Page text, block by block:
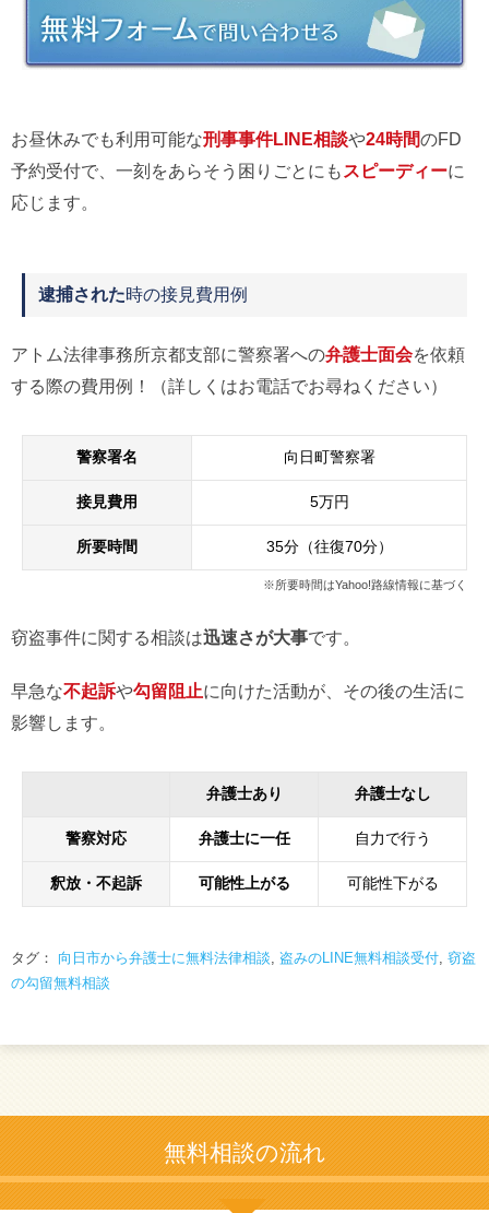
お昼休みでも利用可能な刑事事件LINE相談や24時間のFD
予約受付で、一刻をあらそう困りごとにも スピーディーに
応じます。
逮捕された時の接見費用例
アトム法律事務所京都支部に警察署への弁護士面会を依頼
する際の費用例！（詳しくはお電話でお尋ねください）
警察署名 向日町警察署
接見費用 5万円
所要時間 35分（往復70分）
※所要時間はYahoo!路線情報に基づく
窃盗事件に関する相談は迅速さが大事です。
早急な不起訴や勾留阻止に向けた活動が、その後の生活に
影響します。
弁護士あり 弁護士なし
警察対応 弁護士に一任 自力で行う
釈放・不起訴 可能性上がる 可能性下がる
タグ： 向日市から弁護士に無料法律相談, 盗みのLINE無料相談受付, 窃盗
の勾留無料相談
無料相談の流れ